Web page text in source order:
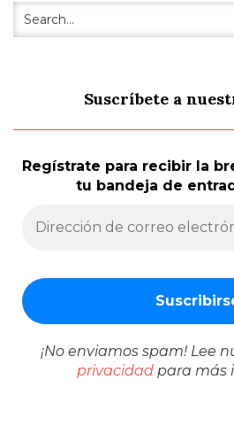
Suscríbete a
Regístrate para recibir la
tu bandeja de
¡No enviamos spam! Lee
privacidadpara más